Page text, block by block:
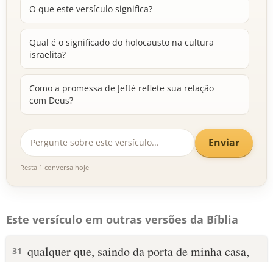
O que este versículo significa?
Qual é o significado do holocausto na cultura
israelita?
Como a promessa de Jefté reflete sua relação
com Deus?
Enviar
Resta 1 conversa hoje
Este versículo em outras versões da Bíblia
31 qualquer que, saindo da porta de minha casa,